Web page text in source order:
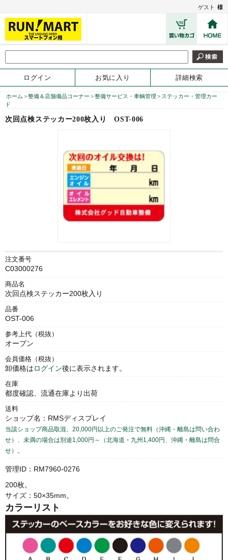
ゲスト 様
ログイン お気に入り 詳細検索
ホーム >整備＆店舗備品コーナー >整備サービス・車輌管理 > ステッカー・管理カー
ド
次回点検ステッカー200枚入りOST-006
注文番号
C03000276
商品名
次回点検ステッカー200枚入り
品番
OST-006
参考上代（税抜）
オープン
会員価格（税抜）
卸価格はログイン後に表示されます。
在庫
都度確認、流通在庫より出荷
送料
ショップ名：RMSディスプレイ
当該ショップ商品取混、20,000円以上のご発注で無料（沖縄・離島は問い合わ
せ）、未満の場合は別途1,000円～（北海道・九州1,400円、沖縄・離島は問合
せ）。
管理ID：RM7960-0276
200枚。
サイズ：50×35mm。
カラーリスト